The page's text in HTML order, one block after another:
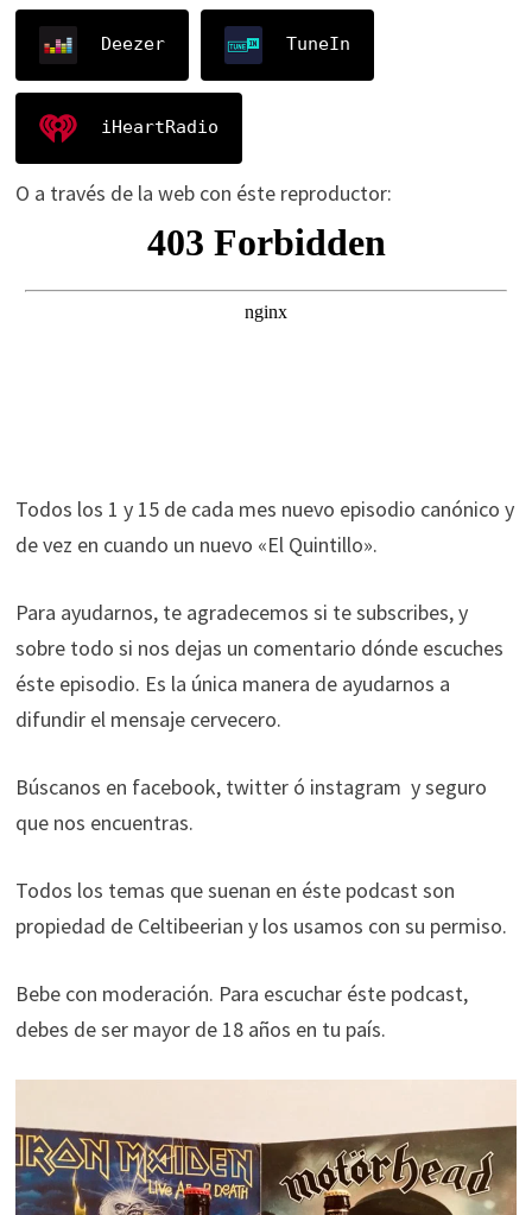
Deezer TuneIn
iHeartRadio
O a través de la web con éste reproductor:
Todos los 1 y 15 de cada mes nuevo episodio canónico y
de vez en cuando un nuevo «El Quintillo».
Para ayudarnos, te agradecemos si te subscribes, y
sobre todo si nos dejas un comentario dónde escuches
éste episodio. Es la única manera de ayudarnos a
difundir el mensaje cervecero.
Búscanos en facebook, twitter ó instagram y seguro
que nos encuentras.
Todos los temas que suenan en éste podcast son
propiedad de Celtibeerian y los usamos con su permiso.
Bebe con moderación. Para escuchar éste podcast,
debes de ser mayor de 18 años en tu país.